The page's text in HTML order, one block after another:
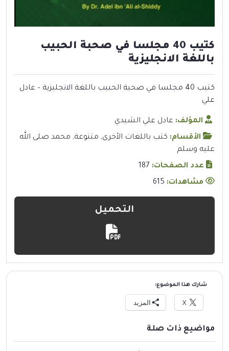
كتيب 40 مجلسا في صحبة الحبيب
باللغة الانجليزية
كتيب 40 مجلسا في صحبة الحبيب باللغة الانجليزية – عادل
علي
المؤلف: عادل علي الشيدي
الأقسام: كتب باللغات الأخرى, متنوعة, محمد صلى الله
عليه وسلم
عدد الصفحات: 187
مشاهدات:
التحميل
شارك هذا الموضوع:
X المزيد
مواضيع ذات صلة